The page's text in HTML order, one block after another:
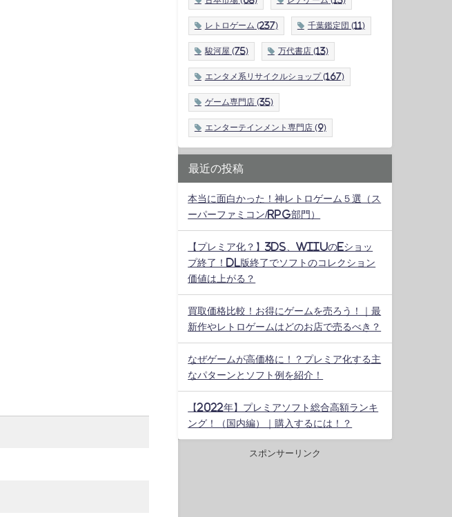
レトロゲーム (237) 千葉鑑定団 (11)
駿河屋 (75) 万代書店 (13)
エンタメ系リサイクルショップ(167)
ゲーム専門店 (35)
エンターテインメント専門店 (9)
最近の投稿
本当に面白かった！神レトロゲーム５選（ス
ーパーファミコン/RPG部門）
【プレミア化？】3DS、WiiUのeショッ
プ終了！DL版終了でソフトのコレクション
価値は上がる？
買取価格比較！お得にゲームを売ろう！｜最
新作やレトロゲームはどのお店で売るべき？
なぜゲームが高価格に！？プレミア化する主
なパターンとソフト例を紹介！
【2022年】プレミアソフト総合高額ランキ
ング！（国内編）｜購入するには！？
スポンサーリンク